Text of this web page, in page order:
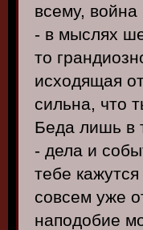
всему,
- в мыслях
то
исходящая
сильна, что
Беда лишь в
- дела и
тебе
совсем уже
наподобие